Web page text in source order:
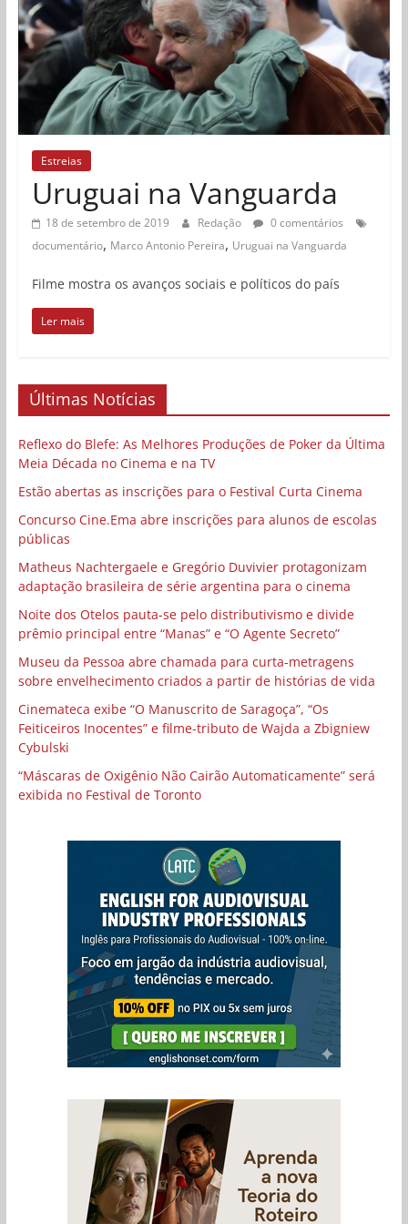
Estreias
Uruguai na Vanguarda
18 de setembro de 2019 Redação
0 comentários
documentário, Marco Antonio Pereira, Uruguai na Vanguarda
Filme mostra os avanços sociais e políticos do país
Ler mais
Últimas Notícias
Reflexo do Blefe: As Melhores Produções de Poker da Última
Meia Década no Cinema e na TV
Estão abertas as inscrições para o Festival Curta Cinema
Concurso Cine.Ema abre inscrições para alunos de escolas
públicas
Matheus Nachtergaele e Gregório Duvivier protagonizam
adaptação brasileira de série argentina para o cinema
Noite dos Otelos pauta-se pelo distributivismo e divide
prêmio principal entre “Manas” e “O Agente Secreto”
Museu da Pessoa abre chamada para curta-metragens
sobre envelhecimento criados a partir de histórias de vida
Cinemateca exibe “O Manuscrito de Saragoça”, “Os
Feiticeiros Inocentes” e filme-tributo de Wajda a Zbigniew
Cybulski
“Máscaras de Oxigênio Não Cairão Automaticamente” será
exibida no Festival de Toronto